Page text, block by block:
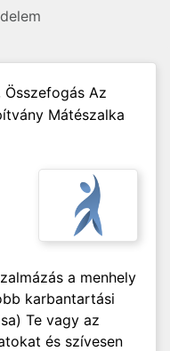
Összefogás Az
Mátészalka
a menhely
karbantartási
Te vagy az
és szívesen